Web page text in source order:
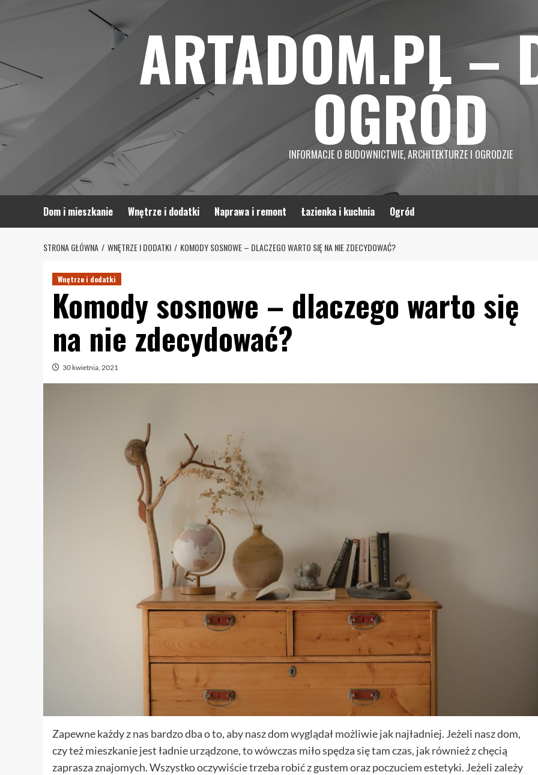
ARTADOM.PL –
OGRÓD
INFORMACJE O BUDOWNICTWIE, ARCHITEKTURZE I OGRODZIE
Dom i mieszkanie Wnętrze i dodatki Naprawa i remont Łazienka i kuchnia Ogród
STRONA GŁÓWNA WNĘTRZE I DODATKI KOMODY SOSNOWE – DLACZEGO WARTO SIĘ NA NIE ZDECYDOWAĆ?
Wnętrze i dodatki
Komody sosnowe – dlaczego warto się
na nie zdecydować?
30 kwietnia, 2021
Zapewne każdy z nas bardzo dba o to, aby nasz dom wyglądał możliwie jak najładniej. Jeżeli nasz dom,
czy też mieszkanie jest ładnie urządzone, to wówczas miło spędza się tam czas, jak również z chęcią
zaprasza znajomych. Wszystko oczywiście trzeba robić z gustem oraz poczuciem estetyki. Jeżeli zależy